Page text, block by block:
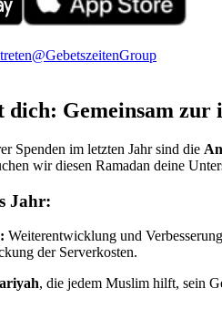
@GebetszeitenGroup
Gemeinsam zur
Spenden im letzten Jahr sind die
wir diesen Ramadan deine
Jahr:
Weiterentwicklung und
der Serverkosten.
, die jedem Muslim hilft, sein